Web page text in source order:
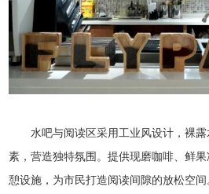
水吧与阅读区采用工业风设计，裸
素，营造独特氛围。提供现磨咖啡、鲜
憩设施，为市民打造阅读间隙的放松空间